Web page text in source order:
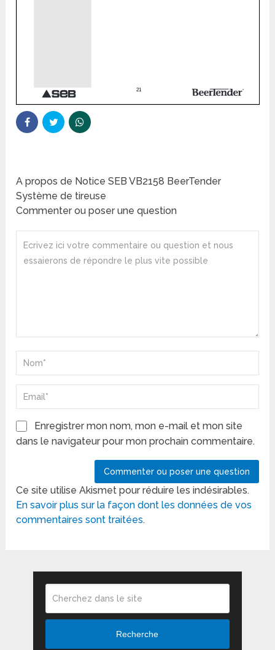
A propos de Notice SEB VB2158 BeerTender
Système de tireuse
Commenter ou poser une question
Enregistrer mon nom, mon e-mail et mon site
dans le navigateur pour mon prochain commentaire.
Ce site utilise Akismet pour réduire les indésirables.
En savoir plus sur la façon dont les données de vos
commentaires sont traitées.
Recherche